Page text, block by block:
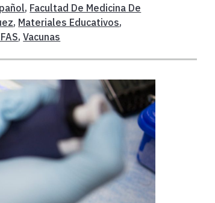
, Facultad De Medicina De
, Materiales Educativos,
,Vacunas